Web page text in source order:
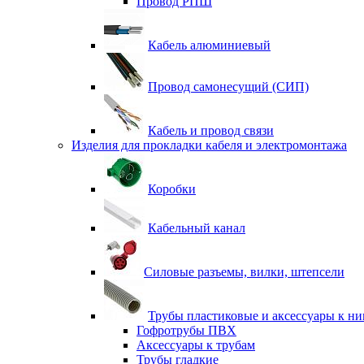
Кабель алюминиевый
Провод самонесущий (СИП)
Кабель и провод связи
Изделия для прокладки кабеля и электромонтажа
Коробки
Кабельный канал
Силовые разъемы, вилки, штепсели
Трубы пластиковые и аксессуары к
Гофротрубы ПВХ
Аксессуары к трубам
Трубы гладкие